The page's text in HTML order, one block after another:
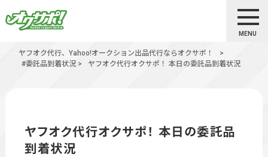
MENU
ヤフオク代行、Yahoo!オークション出品代行ならオクサポ！
>
#委託品到着状況 > ヤフオク代行オクサポ！ 本日の委託品到着状況
ヤフオク代行オクサポ！ 本日の委託品
到着状況